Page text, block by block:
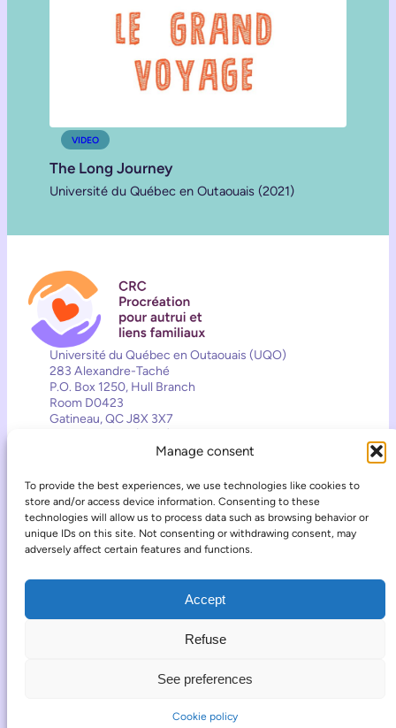
Manage consent
To provide the best experiences, we use technologies like cookies to
store and/or access device information. Consenting to these
technologies will allow us to process data such as browsing behavior or
unique IDs on this site. Not consenting or withdrawing consent, may
adversely affect certain features and functions.
Accept
Refuse
See preferences
Cookie policy
VIDEO
The Long Journey
Université du Québec en Outaouais (2021)
Université du Québec en Outaouais (UQO)
283 Alexandre-Taché
P.O. Box 1250, Hull Branch
Room D0423
Gatineau, QC J8X 3X7
Contact
Follow the Chair’s activities
Canada Research Chair in Third-Party Reproduction and Family